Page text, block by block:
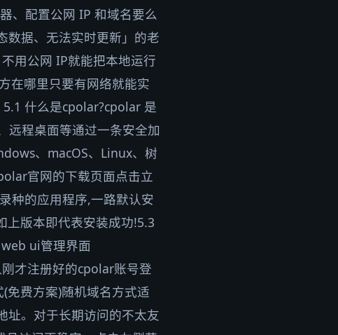
、配置公网 IP 和域名要么
据、无法实时更新」的老
用公网 IP就能把本地运行
在哪里只要有网络就能实
什么是cpolar?cpolar 是
远程桌面等通过一条安全加
、macOS、Linux、树
官网的下载页面点击立
种的应用程序,一路默认安
版本即代表安装成功!5.3
ui管理界面
才注册好的cpolar账号登
免费方案)随机域名方式适
址。对于长期访问的不太友